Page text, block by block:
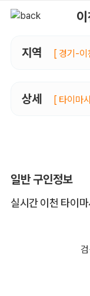
지역 [ 경기-이
상세 [ 타이마
일반 구인정보
실시간 이천 타이